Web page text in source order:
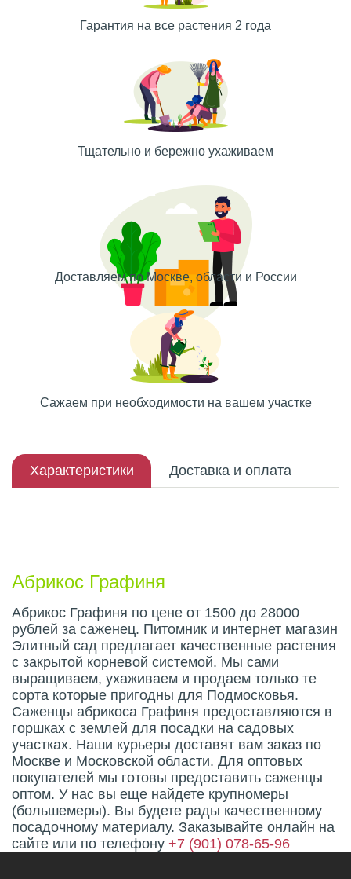
Гарантия на все растения 2 года
Тщательно и бережно ухаживаем
Доставляем по Москве, области и России
Сажаем при необходимости на вашем участке
Характеристики Доставка и оплата
Абрикос Графиня
Абрикос Графиня по цене от 1500 до 28000
рублей за саженец. Питомник и интернет магазин
Элитный сад предлагает качественные растения
с закрытой корневой системой. Мы сами
выращиваем, ухаживаем и продаем только те
сорта которые пригодны для Подмосковья.
Саженцы абрикоса Графиня предоставляются в
горшках с землей для посадки на садовых
участках. Наши курьеры доставят вам заказ по
Москве и Московской области. Для оптовых
покупателей мы готовы предоставить саженцы
оптом. У нас вы еще найдете крупномеры
(большемеры). Вы будете рады качественному
посадочному материалу. Заказывайте онлайн на
сайте или по телефону +7 (901) 078-65-96